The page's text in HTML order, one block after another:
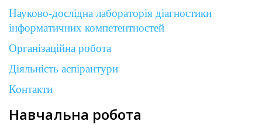
Науково-дослідна лабораторія діагностики
інформатичних компетентностей
Організаційна робота
Діяльність аспірантури
Контакти
Навчальна робота